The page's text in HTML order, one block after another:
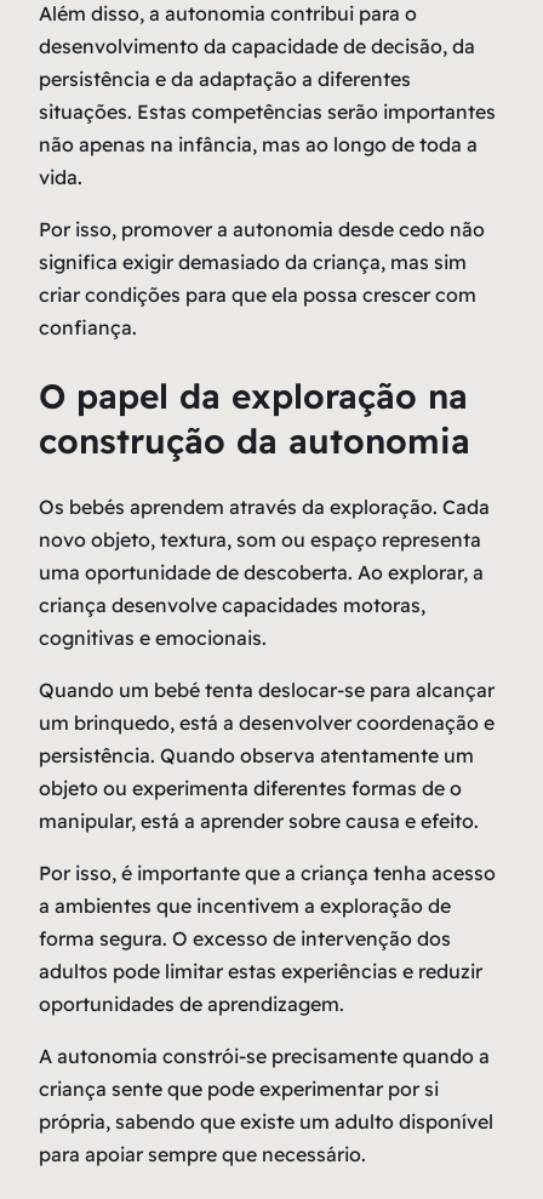
Além disso, a autonomia contribui para o
desenvolvimento da capacidade de decisão, da
persistência e da adaptação a diferentes
situações. Estas competências serão importantes
não apenas na infância, mas ao longo de toda a
vida.
Por isso, promover a autonomia desde cedo não
significa exigir demasiado da criança, mas sim
criar condições para que ela possa crescer com
confiança.
O papel da exploração na
construção da autonomia
Os bebés aprendem através da exploração. Cada
novo objeto, textura, som ou espaço representa
uma oportunidade de descoberta. Ao explorar, a
criança desenvolve capacidades motoras,
cognitivas e emocionais.
Quando um bebé tenta deslocar-se para alcançar
um brinquedo, está a desenvolver coordenação e
persistência. Quando observa atentamente um
objeto ou experimenta diferentes formas de o
manipular, está a aprender sobre causa e efeito.
Por isso, é importante que a criança tenha acesso
a ambientes que incentivem a exploração de
forma segura. O excesso de intervenção dos
adultos pode limitar estas experiências e reduzir
oportunidades de aprendizagem.
A autonomia constrói-se precisamente quando a
criança sente que pode experimentar por si
própria, sabendo que existe um adulto disponível
para apoiar sempre que necessário.